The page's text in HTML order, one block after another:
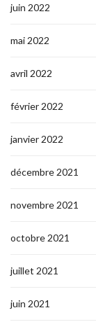
juin 2022
mai 2022
avril 2022
février 2022
janvier 2022
décembre 2021
novembre 2021
octobre 2021
juillet 2021
juin 2021